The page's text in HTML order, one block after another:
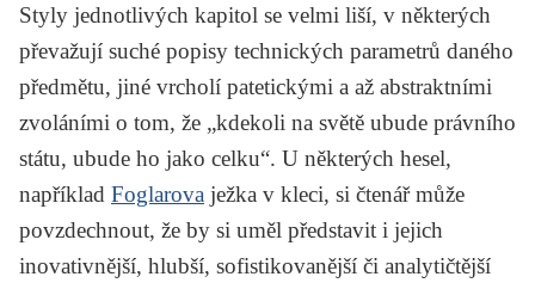
Styly jednotlivých kapitol se velmi liší, v některých
převažují suché popisy technických parametrů daného
předmětu, jiné vrcholí patetickými a až abstraktními
zvoláními o tom, že „kdekoli na světě ubude právního
státu, ubude ho jako celku“. U některých hesel,
například Foglarova ježka v kleci, si čtenář může
povzdechnout, že by si uměl představit i jejich
inovativnější, hlubší, sofistikovanější či analytičtější